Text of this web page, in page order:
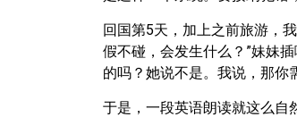
回国第5天，加上之前旅游，
假不碰，会发生什么？”妹妹
的吗？她说不是。我说，那你
于是，一段英语朗读就这么自